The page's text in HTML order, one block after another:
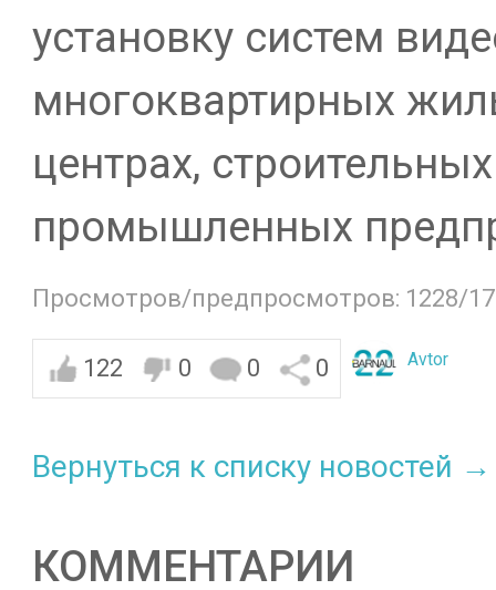
установку систем
многоквартирных
центрах,
промышленных
Просмотров/предпросмотров: 1228/
122 0 0 0 Avtor
Вернуться к списку новостей →
КОММЕНТАРИИ